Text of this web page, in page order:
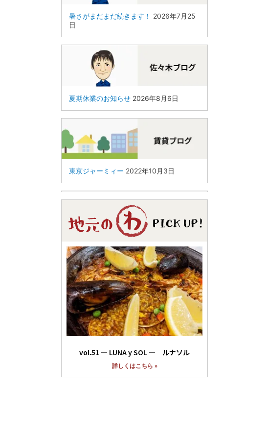
暑さがまだまだ続きます！
2026年7月25
日
夏期休業のお知らせ 2026年8月6日
東京ジャーミィー 2022年10月3日
vol.51 ― LUNA y SOL ― ルナソル
詳しくはこちら »